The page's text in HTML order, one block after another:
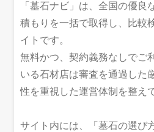
「墓石ナビ」は、全国の優良
積もりを一括で取得し、比較
イトです。
無料かつ、契約義務なしでご
いる石材店は審査を通過した
性を重視した運営体制を整え
サイト内には、「墓石の選び